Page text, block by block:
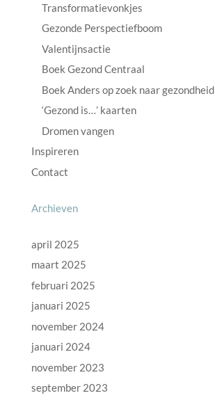
Transformatievonkjes
Gezonde Perspectiefboom
Valentijnsactie
Boek Gezond Centraal
Boek Anders op zoek naar gezondheid
‘Gezond is…’ kaarten
Dromen vangen
Inspireren
Contact
Archieven
april 2025
maart 2025
februari 2025
januari 2025
november 2024
januari 2024
november 2023
september 2023